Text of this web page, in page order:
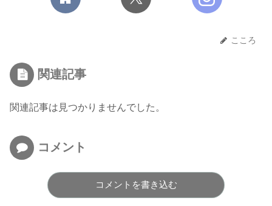
こころ
関連記事
関連記事は見つかりませんでした。
コメント
コメントを書き込む